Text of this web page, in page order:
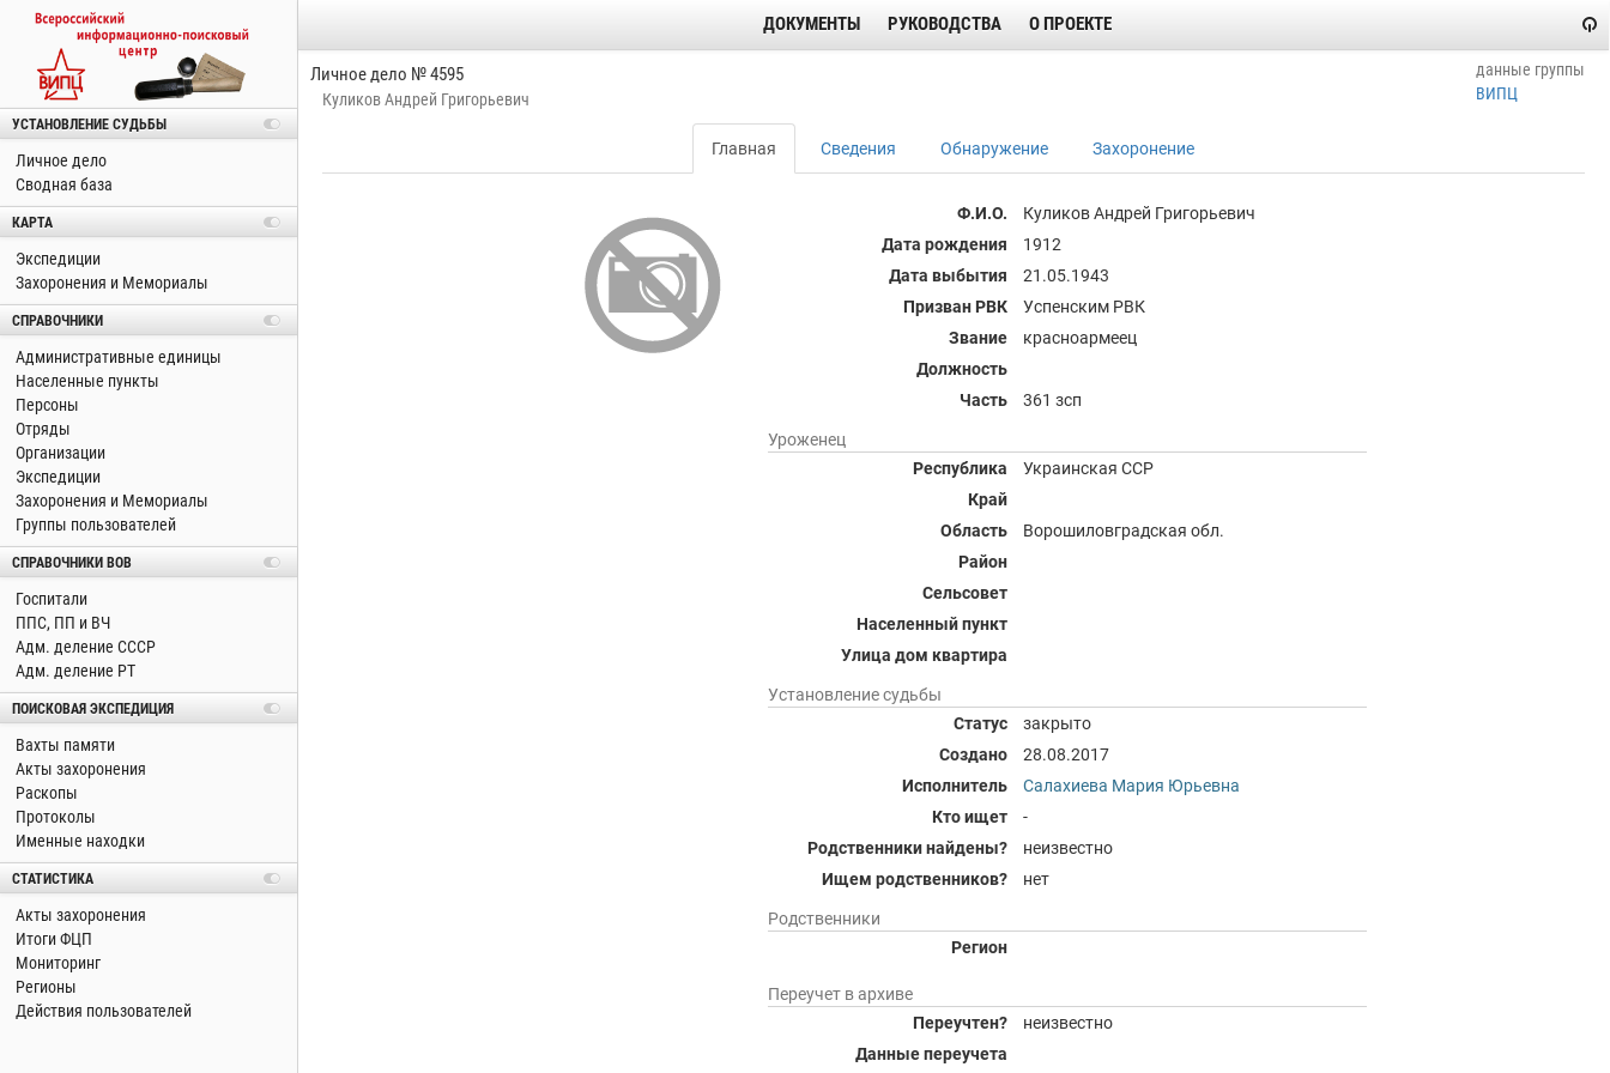
УСТАНОВЛЕНИЕ СУДЬБЫ
Личное дело
Сводная база
КАРТА
Экспедиции
Захоронения и Мемориалы
СПРАВОЧНИКИ
Административные единицы
Населенные пункты
Персоны
Отряды
Организации
Экспедиции
Захоронения и Мемориалы
Группы пользователей
СПРАВОЧНИКИ ВОВ
Госпитали
ППС, ПП и ВЧ
Адм. деление СССР
Адм. деление РТ
ПОИСКОВАЯ ЭКСПЕДИЦИЯ
Вахты памяти
Акты захоронения
Раскопы
Протоколы
Именные находки
СТАТИСТИКА
Акты захоронения
Итоги ФЦП
Мониторинг
Регионы
Действия пользователей
ДОКУМЕНТЫ РУКОВОДСТВА О ПРОЕКТЕ
Личное дело № 4595
Куликов Андрей Григорьевич
данные группы
ВИПЦ
Главная Сведения Обнаружение Захоронение
Ф.И.О.
Куликов Андрей Григорьевич
Дата рождения
1912
Дата выбытия
21.05.1943
Призван РВК
Успенским РВК
Звание
красноармеец
Должность
Часть
361 зсп
Уроженец
Республика
Украинская ССР
Край
Область
Ворошиловградская обл.
Район
Сельсовет
Населенный пункт
Улица дом квартира
Установление судьбы
Статус
закрыто
Создано
28.08.2017
Исполнитель
Салахиева Мария Юрьевна
Кто ищет
-
Родственники найдены?
неизвестно
Ищем родственников?
нет
Родственники
Регион
Переучет в архиве
Переучтен?
неизвестно
Данные переучета